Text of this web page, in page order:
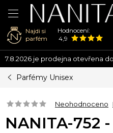
Přejít
na
obsah
Najdi si
parfém
Hodnocení:
4,9
7.8.2026 je prodejna otevřena
Parfémy Unisex
Neohodnoceno
NANITA-752